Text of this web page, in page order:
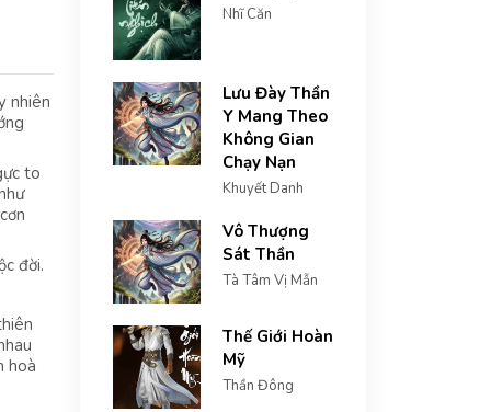
nhiên
to
đời.
hoà
Nhĩ Căn
Lưu Đày Thần
Y Mang Theo
Không Gian
Chạy Nạn
Khuyết Danh
Vô Thượng
Sát Thần
Tà Tâm Vị Mẫn
Thế Giới Hoàn
Mỹ
Thần Đông